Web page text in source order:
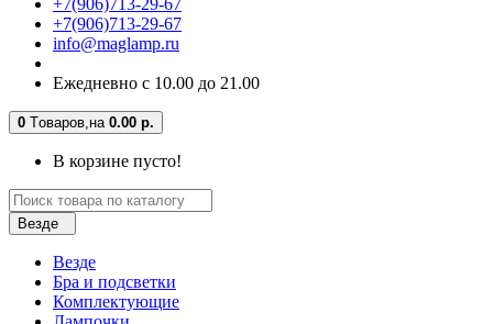
+7(906)713-29-67
+7(906)713-29-67
info@maglamp.ru
Ежедневно с 10.00 до 21.00
0 Tоваров,на 0.00 р.
В корзине пусто!
Везде
Везде
Бра и подсветки
Комплектующие